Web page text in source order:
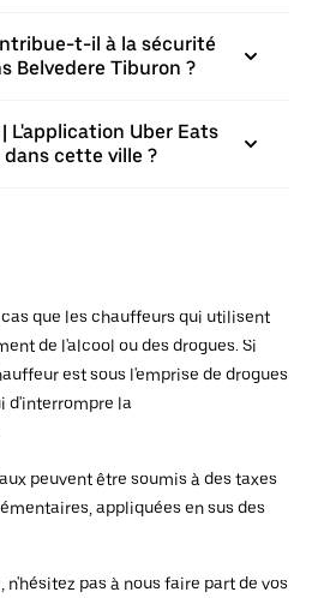
t-il à la sécurité
Belvedere Tiburon ?
L'application Uber Eats
cette ville ?
que les chauffeurs qui utilisent
de l'alcool ou des drogues. Si
est sous l'emprise de drogues
d'interrompre la
peuvent être soumis à des taxes
appliquées en sus des
pas à nous faire part de vos